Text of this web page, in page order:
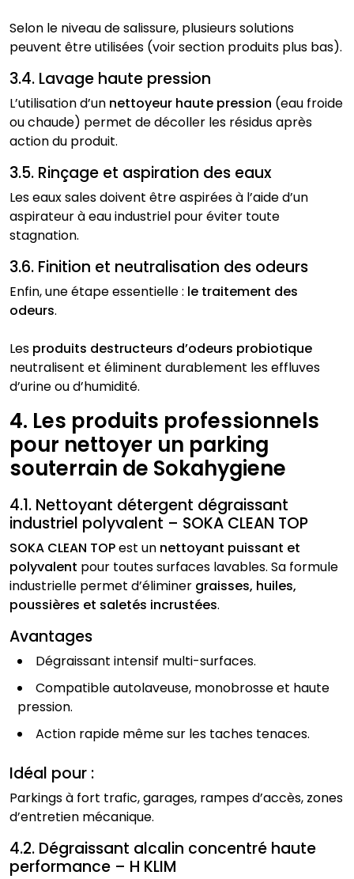
Selon le niveau de salissure, plusieurs solutions
peuvent être utilisées (voir section produits plus bas).
3.4. Lavage haute pression
L’utilisation d’un nettoyeur haute pression (eau froide
ou chaude) permet de décoller les résidus après
action du produit.
3.5. Rinçage et aspiration des eaux
Les eaux sales doivent être aspirées à l’aide d’un
aspirateur à eau industriel pour éviter toute
stagnation.
3.6. Finition et neutralisation des odeurs
Enfin, une étape essentielle : le traitement des
odeurs.
Les produits destructeurs d’odeurs probiotique
neutralisent et éliminent durablement les effluves
d’urine ou d’humidité.
4. Les produits professionnels
pour nettoyer un parking
souterrain de Sokahygiene
4.1. Nettoyant détergent dégraissant
industriel polyvalent – SOKA CLEAN TOP
SOKA CLEAN TOPest un nettoyant puissant et
polyvalent pour toutes surfaces lavables. Sa formule
industrielle permet d’éliminer graisses, huiles,
poussières et saletés incrustées.
Avantages
Dégraissant intensif multi-surfaces.
Compatible autolaveuse, monobrosse et haute
pression.
Action rapide même sur les taches tenaces.
Idéal pour :
Parkings à fort trafic, garages, rampes d’accès, zones
d’entretien mécanique.
4.2. Dégraissant alcalin concentré haute
performance – H KLIM